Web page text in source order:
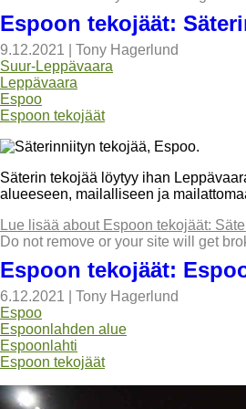
Espoon tekojäät:
9.12.2021
Tony Hagerlund
Suur-Leppävaara
Leppävaara
Espoo
Espoon tekojäät
Säterin tekojää löytyy ihan
alueeseen, mailalliseen ja
Lue lisää about Espoon tekojäät:
Do not remove or your site will get
Espoon tekojäät:
6.12.2021
Tony Hagerlund
Espoo
Espoonlahden alue
Espoonlahti
Espoon tekojäät